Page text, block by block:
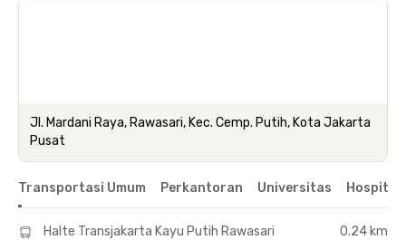
Jl. Mardani Raya, Rawasari, Kec. Cemp. Putih, Kota Jakarta
Pusat
Transportasi Umum Perkantoran Universitas Hospital
Halte Transjakarta Kayu Putih Rawasari
0.24 km